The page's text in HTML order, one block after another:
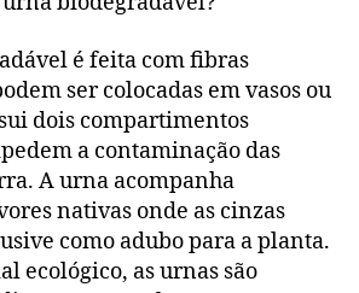
é feita com fibras
ser colocadas em vasos ou
dois compartimentos
a contaminação das
A urna acompanha
nativas onde as cinzas
como adubo para a planta.
ecológico, as urnas são